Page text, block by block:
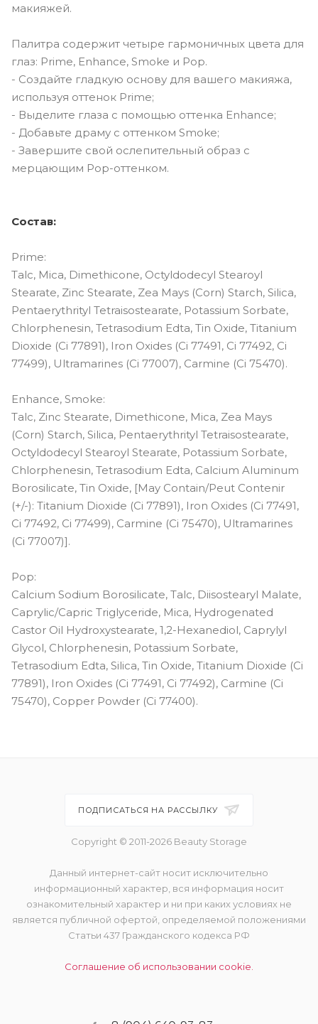
макияжей.
Палитра содержит четыре гармоничных цвета для
глаз: Prime, Enhance, Smoke и Pop.
- Создайте гладкую основу для вашего макияжа,
используя оттенок Prime;
- Выделите глаза с помощью оттенка Enhance;
- Добавьте драму с оттенком Smoke;
- Завершите свой ослепительный образ с
мерцающим Pop-оттенком.
Состав:
Prime:
Talc, Mica, Dimethicone, Octyldodecyl Stearoyl
Stearate, Zinc Stearate, Zea Mays (Corn) Starch, Silica,
Pentaerythrityl Tetraisostearate, Potassium Sorbate,
Chlorphenesin, Tetrasodium Edta, Tin Oxide, Titanium
Dioxide (Ci 77891), Iron Oxides (Ci 77491, Ci 77492, Ci
77499), Ultramarines (Ci 77007), Carmine (Ci 75470).
Enhance, Smoke:
Talc, Zinc Stearate, Dimethicone, Mica, Zea Mays
(Corn) Starch, Silica, Pentaerythrityl Tetraisostearate,
Octyldodecyl Stearoyl Stearate, Potassium Sorbate,
Chlorphenesin, Tetrasodium Edta, Calcium Aluminum
Borosilicate, Tin Oxide, [May Contain/Peut Contenir
(+/-): Titanium Dioxide (Ci 77891), Iron Oxides (Ci 77491,
Ci 77492, Ci 77499), Carmine (Ci 75470), Ultramarines
(Ci 77007)].
Pop:
Calcium Sodium Borosilicate, Talc, Diisostearyl Malate,
Caprylic/Capric Triglyceride, Mica, Hydrogenated
Castor Oil Hydroxystearate, 1,2-Hexanediol, Caprylyl
Glycol, Chlorphenesin, Potassium Sorbate,
Tetrasodium Edta, Silica, Tin Oxide, Titanium Dioxide (Ci
77891), Iron Oxides (Ci 77491, Ci 77492), Carmine (Ci
75470), Copper Powder (Ci 77400).
ПОДПИСАТЬСЯ НА РАССЫЛКУ
Copyright © 2011-2026 Beauty Storage
Данный интернет-сайт носит исключительно
информационный характер, вся информация носит
ознакомительный характер и ни при каких условиях не
является публичной офертой, определяемой положениями
Статьи 437 Гражданского кодекса РФ
Соглашение об использовании cookie.